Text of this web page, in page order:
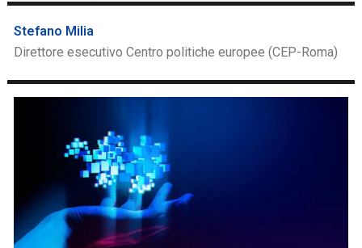
Stefano Milia
Direttore esecutivo Centro politiche europee (CEP-Roma)